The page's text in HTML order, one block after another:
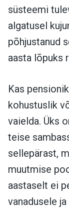
süsteemi
algatusel
põhjustanud
aasta lõpuks
Kas
kohustuslik
vaielda. Üks
teise
sellepärast,
muutmise
aastaselt ei
vanadusele